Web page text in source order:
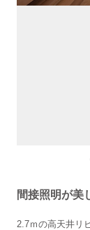
間接照明が美
2.7ｍの高天井リ